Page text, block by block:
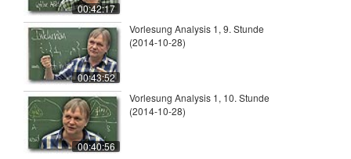
00:42:17
00:43:52
Vorlesung Analysis 1, 9. Stunde
(2014-10-28)
00:40:56
Vorlesung Analysis 1, 10. Stunde
(2014-10-28)